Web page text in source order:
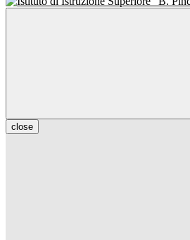
close